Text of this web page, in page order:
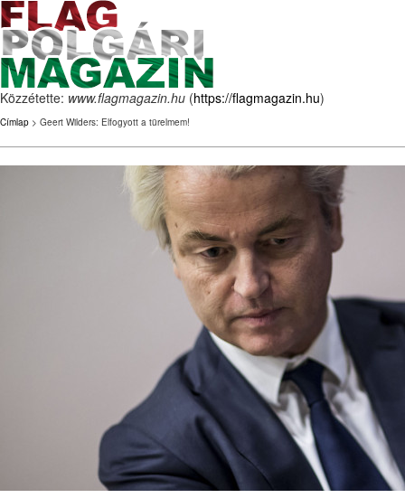
Közzétette: www.flagmagazin.hu (https://flagmagazin.hu)
Címlap > Geert Wilders: Elfogyott a türelmem!